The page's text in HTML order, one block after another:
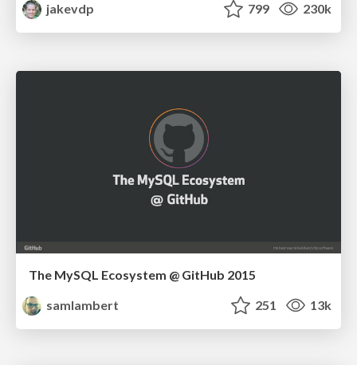
jakevdp
799 230k
The MySQL Ecosystem @ GitHub 2015
samlambert
251 13k